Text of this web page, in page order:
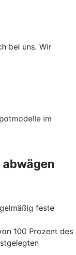
bei uns. Wir
im
feste
100 Prozent des